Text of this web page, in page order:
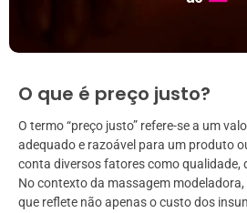
O que é preço justo?
O termo “preço justo” refere-se a um
adequado e razoável para um produto
conta diversos fatores como qualidade,
No contexto da massagem
que reflete não apenas o custo dos